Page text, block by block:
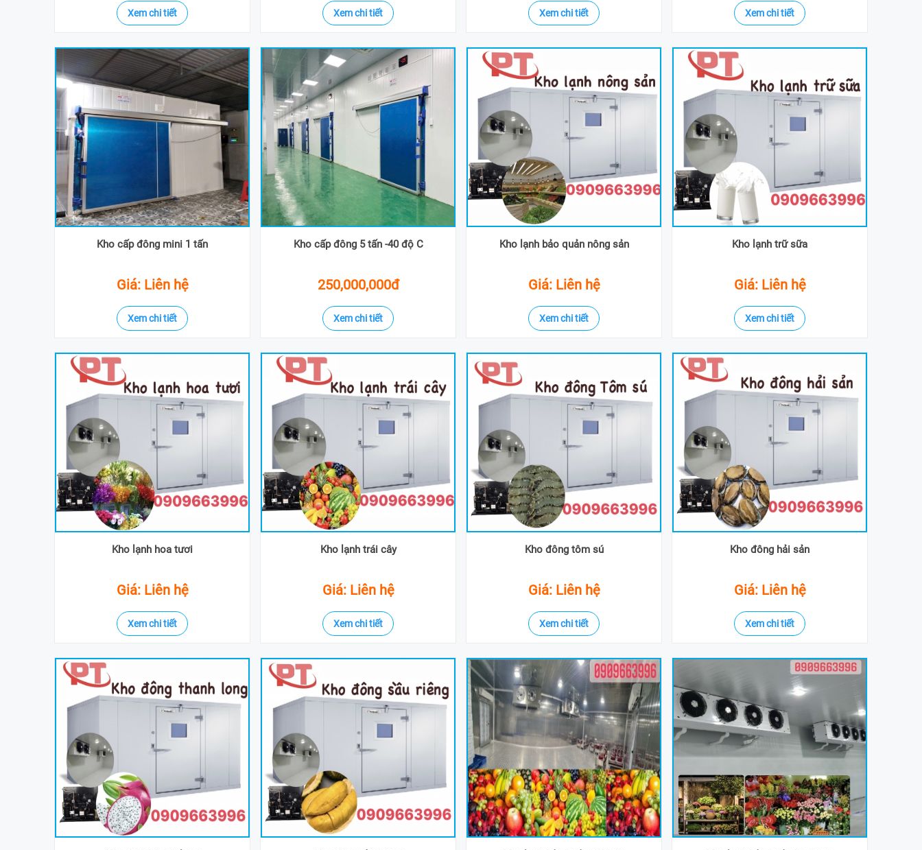
Xem chi tiết Xem chi tiết Xem chi tiết Xem chi tiết
Kho cấp đông mini 1 tấn
Giá: Liên hệ
Xem chi tiết
Kho cấp đông 5 tấn -40 độ C
250,000,000đ
Xem chi tiết
Kho lạnh bảo quản nông sản
Giá: Liên hệ
Xem chi tiết
Kho lạnh trữ sữa
Giá: Liên hệ
Xem chi tiết
Kho lạnh hoa tươi
Giá: Liên hệ
Xem chi tiết
Kho lạnh trái cây
Giá: Liên hệ
Xem chi tiết
Kho đông tôm sú
Giá: Liên hệ
Xem chi tiết
Kho đông hải sản
Giá: Liên hệ
Xem chi tiết